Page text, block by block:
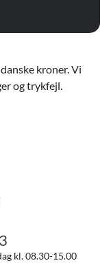
kroner. Vi
og trykfejl.
kl. 08.30-15.00